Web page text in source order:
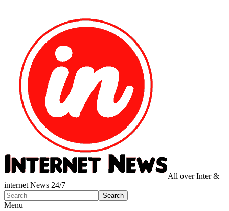
All over Inter &
internet News 24/7
Menu